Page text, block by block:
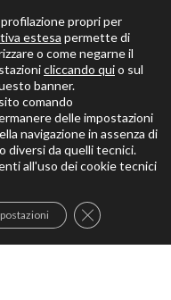
propri per
estesa permette di
o come negarne il
cliccando quio sul
banner.
comando
delle impostazioni
navigazione in assenza di
diversi da quelli tecnici.
all'uso dei cookie tecnici
Close GDPR